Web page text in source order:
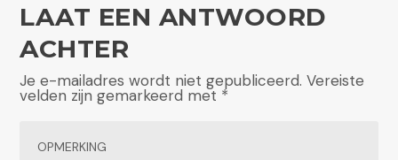
LAAT EEN ANTWOORD
ACHTER
Je e-mailadres wordt niet gepubliceerd. Vereiste
velden zijn gemarkeerd met *